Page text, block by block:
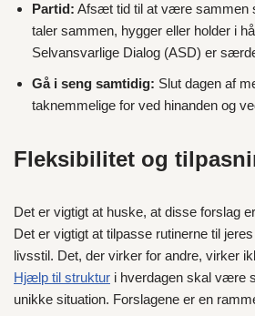
Partid: Afsæt tid til at være sammen
taler sammen, hygger eller holder i
Selvansvarlige Dialog (ASD) er
Gå i seng samtidig: Slut dagen af
taknemmelige for ved hinanden og
Fleksibilitet og
Det er vigtigt at huske, at disse forslag
Det er vigtigt at tilpasse rutinerne til
livsstil. Det, der virker for andre, virker
Hjælp til struktur i hverdagen skal være
unikke situation. Forslagene er en